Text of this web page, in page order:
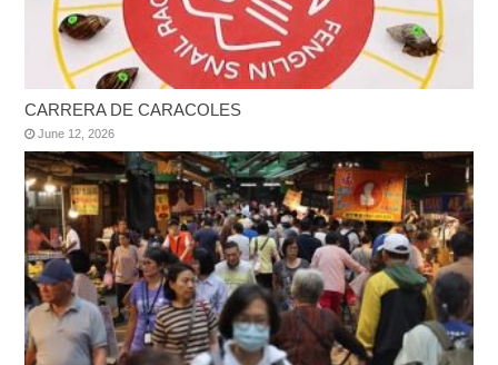
CARRERA DE CARACOLES
June 12, 2026